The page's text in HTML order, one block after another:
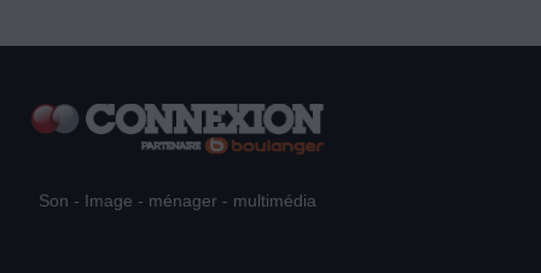
Son - Image - ménager - multimédia